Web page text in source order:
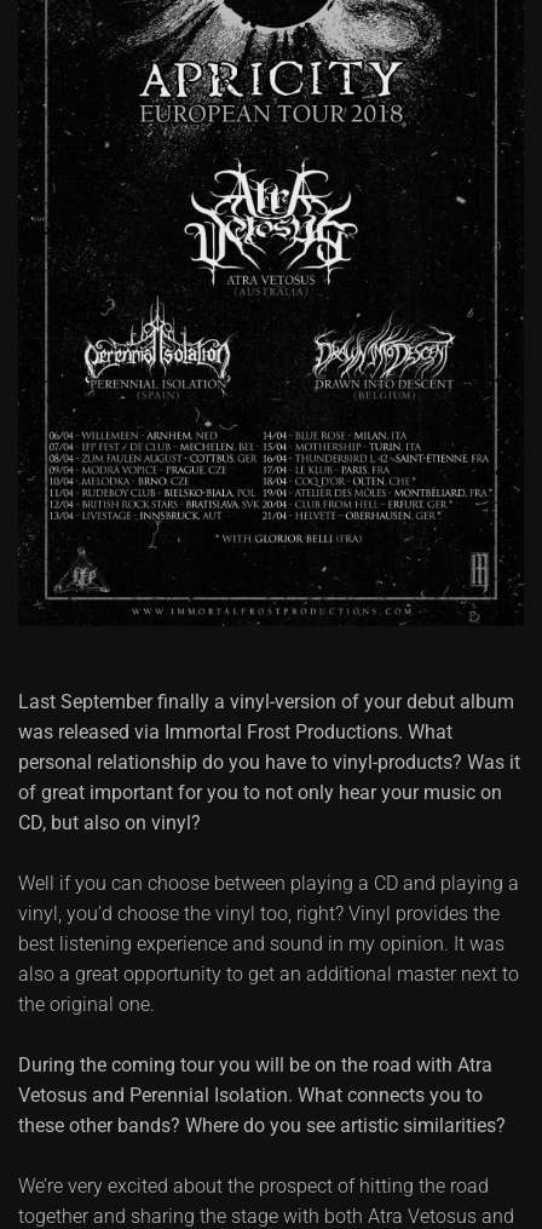
Last September finally a vinyl-version of your debut album
was released via Immortal Frost Productions. What
personal relationship do you have to vinyl-products? Was it
of great important for you to not only hear your music on
CD, but also on vinyl?
Well if you can choose between playing a CD and playing a
vinyl, you’d choose the vinyl too, right? Vinyl provides the
best listening experience and sound in my opinion. It was
also a great opportunity to get an additional master next to
the original one.
During the coming tour you will be on the road with Atra
Vetosus and Perennial Isolation. What connects you to
these other bands? Where do you see artistic similarities?
We’re very excited about the prospect of hitting the road
together and sharing the stage with both Atra Vetosus and